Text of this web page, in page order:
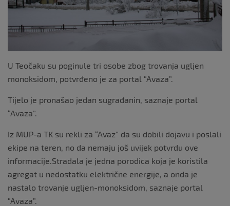
U Teočaku su poginule tri osobe zbog trovanja ugljen
monoksidom, potvrđeno je za portal “Avaza”.
Tijelo je pronašao jedan sugrađanin, saznaje portal
“Avaza”.
Iz MUP-a TK su rekli za “Avaz” da su dobili dojavu i poslali
ekipe na teren, no da nemaju još uvijek potvrdu ove
informacije.Stradala je jedna porodica koja je koristila
agregat u nedostatku električne energije, a onda je
nastalo trovanje ugljen-monoksidom, saznaje portal
“Avaza”.